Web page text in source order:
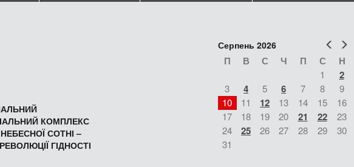
КОМПЛЕКС
СОТНІ –
ГІДНОСТІ
Попер
Серпень 2026
П В С Ч П С Н
1 2
3 4 5 6 7 8
9
10
11 12 13 14 15
16
17
18 19 20 21 22
23
24
25 26 27 28 29
30
31